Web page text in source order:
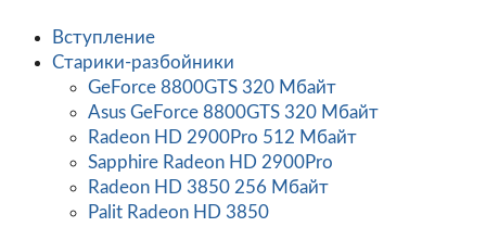
Вступление
Старики-разбойники
GeForce 8800GTS 320 Мбайт
Asus GeForce 8800GTS 320 Мбайт
Radeon HD 2900Pro 512 Мбайт
Sapphire Radeon HD 2900Pro
Radeon HD 3850 256 Мбайт
Palit Radeon HD 3850